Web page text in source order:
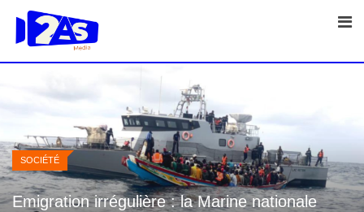
content
SOCIÉTÉ
Emigration irrégulière : la Marine nationale